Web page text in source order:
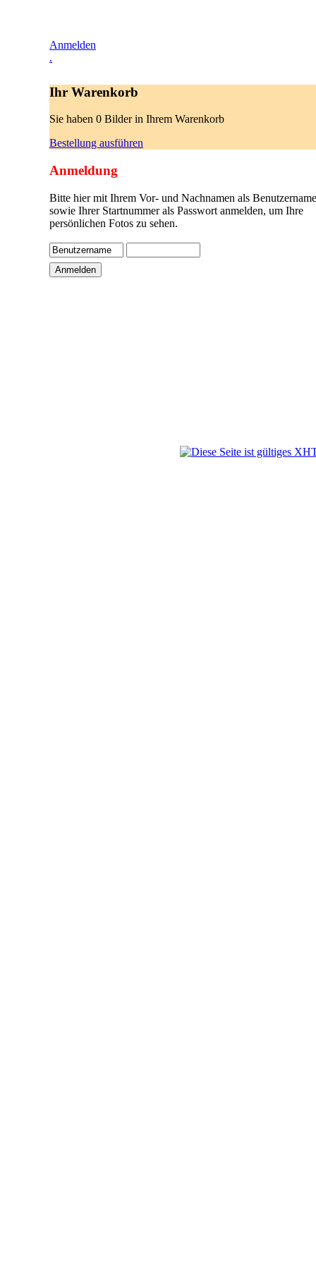
Anmelden
.
Ihr Warenkorb
Sie haben 0 Bilder in Ihrem Warenkorb
Bestellung ausführen
Anmeldung
Bitte hier mit Ihrem Vor- und Nachnamen als
sowie Ihrer Startnummer als Passwort anmelden, um Ihre
persönlichen Fotos zu sehen.